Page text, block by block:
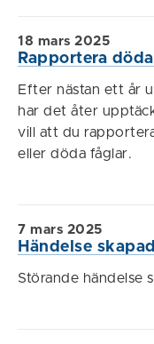
Rapportera
18 mars 2025
Efter nästan ett år
har det åter
vill att du
eller döda fåglar.
Händelse
7 mars 2025
Störande händelse